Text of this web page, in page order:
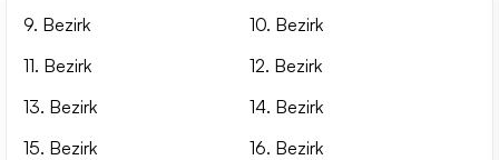
9. Bezirk
10. Bezirk
11. Bezirk
12. Bezirk
13. Bezirk
14. Bezirk
15. Bezirk
16. Bezirk